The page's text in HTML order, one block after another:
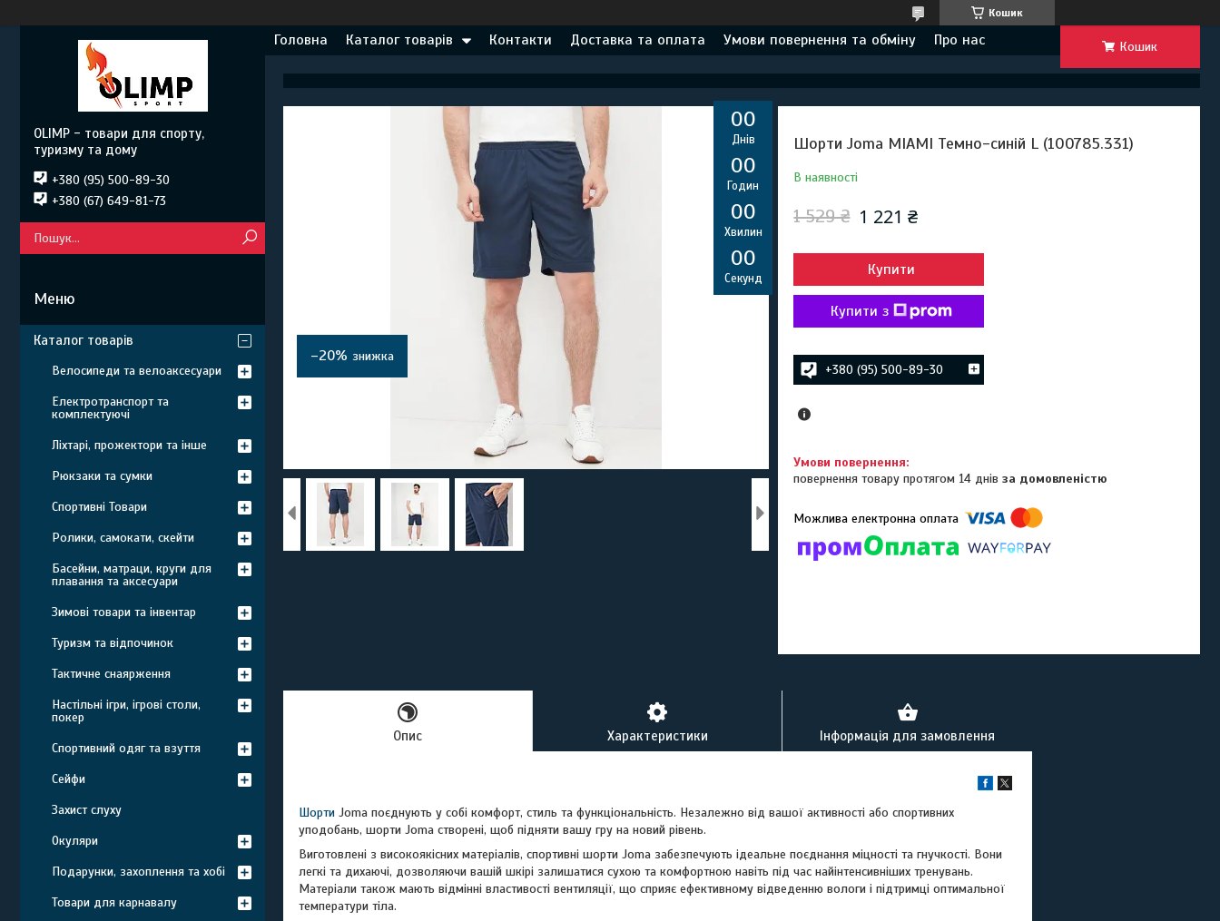
Кошик
Головна Каталог товарів Контакти Доставка та оплата Умови повернення та обміну Про нас Кошик
00
Днів
00
Годин
00
Хвилин
00
Секунд
–20%
Шорти Joma MIAMI Темно-синій L (100785.331)
В наявності
1 529 ₴ 1 221 ₴
Купити
Купити з
+380 (95) 500-89-30
повернення товару протягом 14 днівза домовленістю
Опис Характеристики Інформація для замовлення
Шорти Joma поєднують у собі комфорт, стиль та функціональність. Незалежно від вашої активності або спортивних
уподобань, шорти Joma створені, щоб підняти вашу гру на новий рівень.
Виготовлені з високоякісних матеріалів, спортивні шорти Joma забезпечують ідеальне поєднання міцності та гнучкості. Вони
легкі та дихаючі, дозволяючи вашій шкірі залишатися сухою та комфортною навіть під час найінтенсивніших тренувань.
Матеріали також мають відмінні властивості вентиляції, що сприяє ефективному відведенню вологи і підтримці оптимальної
температури тіла.
OLIMP - товари для спорту,
туризму та дому
+380 (95) 500-89-30
+380 (67) 649-81-73
Каталог товарів
Велосипеди та велоаксесуари
Електротранспорт та
комплектуючі
Ліхтарі, прожектори та інше
Рюкзаки та сумки
Спортивні Товари
Ролики, самокати, скейти
Басейни, матраци, круги для
плавання та аксесуари
Зимові товари та інвентар
Туризм та відпочинок
Тактичне снаярження
Настільні ігри, ігрові столи,
покер
Спортивний одяг та взуття
Сейфи
Захист слуху
Окуляри
Подарунки, захоплення та хобі
Товари для карнавалу